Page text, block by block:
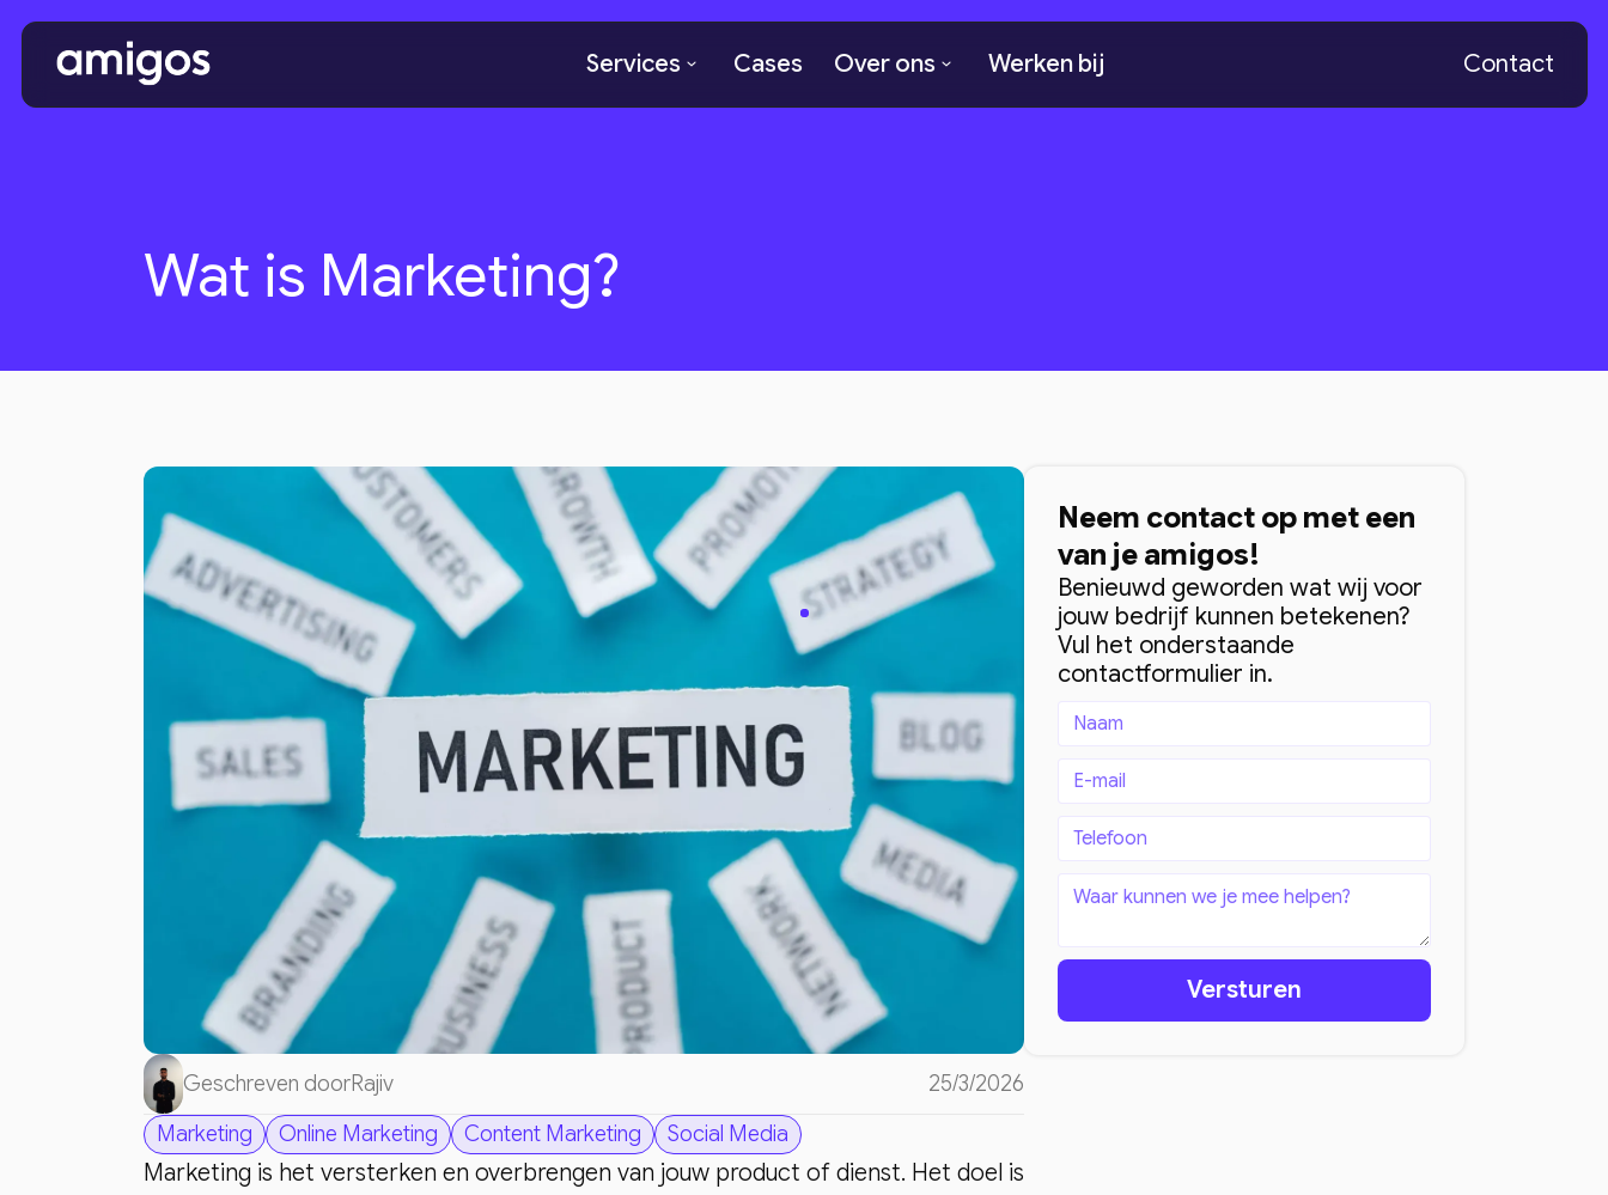
Services Cases Over ons Werken bij Contact
Wat is Marketing?
Geschreven doorRajiv
25/3/2026
Marketing
Online Marketing Content Marketing Social Media
Marketing is het versterken en overbrengen van jouw product of dienst. Het doel is
Neem contact op met een
van je amigos!
Benieuwd geworden wat wij voor
jouw bedrijf kunnen betekenen?
Vul het onderstaande
contactformulier in.